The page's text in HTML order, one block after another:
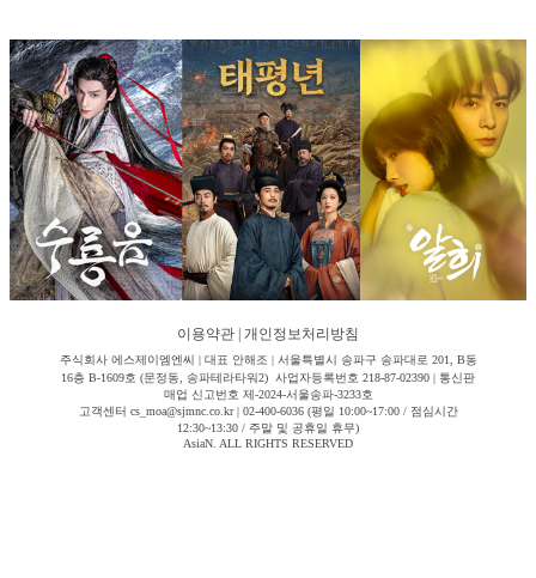
이용약관 개인정보처리방침
주식회사 에스제이엠엔씨 | 대표 안해조 | 서울특별시 송파구 송파대로 201, B동
16층 B-1609호 (문정동, 송파테라타워2) 사업자등록번호 218-87-02390 | 통신판
매업 신고번호 제-2024-서울송파-3233호
고객센터 cs_moa@sjmnc.co.kr | 02-400-6036 (평일 10:00~17:00 / 점심시간
12:30~13:30 / 주말 및 공휴일 휴무)
AsiaN. ALL RIGHTS RESERVED